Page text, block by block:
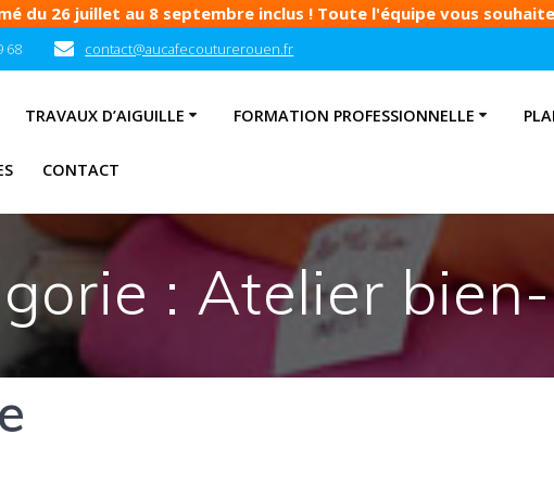
du 26 juillet au 8 septembre inclus ! Toute l'équipe vous
68 contact@aucafecouturerouen.fr
TRAVAUX D’AIGUILLE FORMATION PROFESSIONNELLE
CONTACT
: Atelier